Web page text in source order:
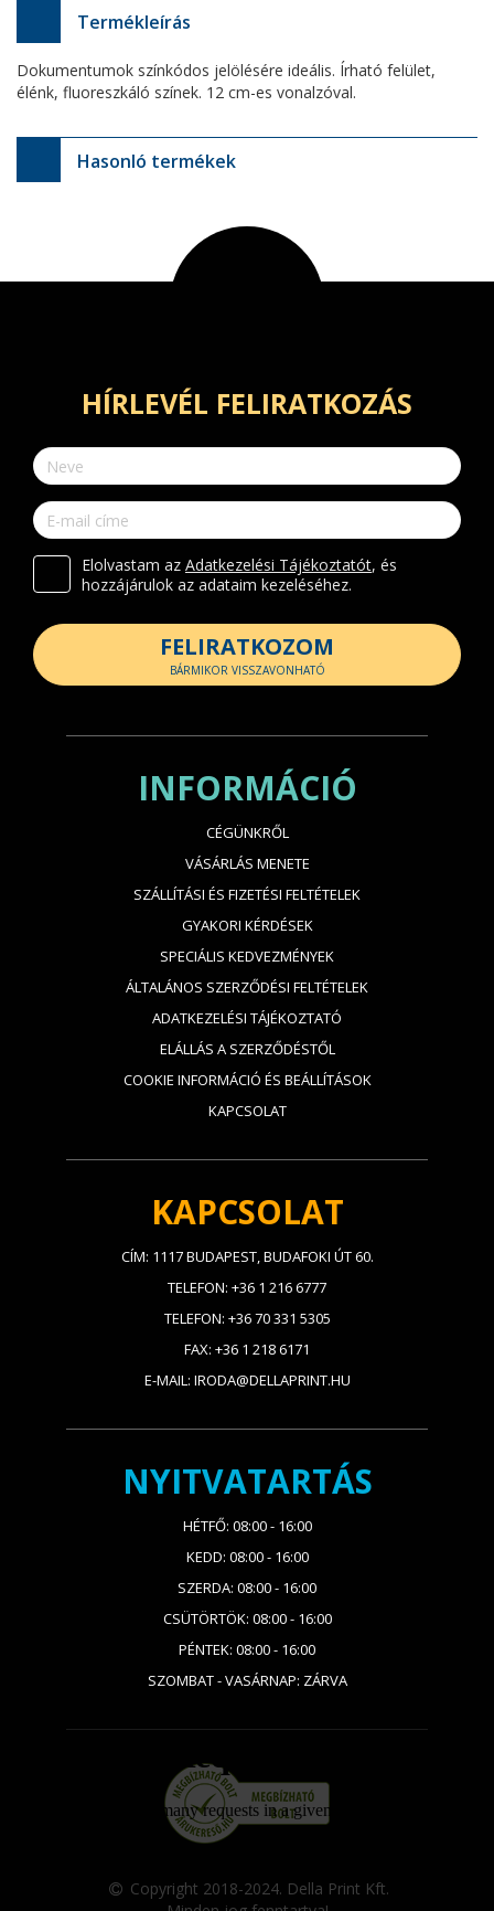
Termékleírás
Dokumentumok színkódos jelölésére ideális. Írható felület,
élénk, fluoreszkáló színek. 12 cm-es vonalzóval.
Hasonló termékek
HÍRLEVÉL FELIRATKOZÁS
Elolvastam az Adatkezelési Tájékoztatót, és
hozzájárulok az adataim kezeléséhez.
FELIRATKOZOM
BÁRMIKOR VISSZAVONHATÓ
INFORMÁCIÓ
CÉGÜNKRŐL
VÁSÁRLÁS MENETE
SZÁLLÍTÁSI ÉS FIZETÉSI FELTÉTELEK
GYAKORI KÉRDÉSEK
SPECIÁLIS KEDVEZMÉNYEK
ÁLTALÁNOS SZERZŐDÉSI FELTÉTELEK
ADATKEZELÉSI TÁJÉKOZTATÓ
ELÁLLÁS A SZERZŐDÉSTŐL
COOKIE INFORMÁCIÓ ÉS BEÁLLÍTÁSOK
KAPCSOLAT
KAPCSOLAT
CÍM: 1117 BUDAPEST, BUDAFOKI ÚT 60.
TELEFON: +36 1 216 6777
TELEFON: +36 70 331 5305
FAX: +36 1 218 6171
E-MAIL: IRODA@DELLAPRINT.HU
NYITVATARTÁS
HÉTFŐ: 08:00 - 16:00
KEDD: 08:00 - 16:00
SZERDA: 08:00 - 16:00
CSÜTÖRTÖK: 08:00 - 16:00
PÉNTEK: 08:00 - 16:00
SZOMBAT - VASÁRNAP: ZÁRVA
Copyright 2018-2024. Della Print Kft.